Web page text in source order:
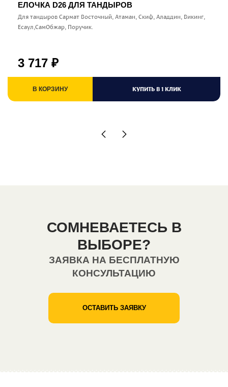
ЕЛОЧКА D26 ДЛЯ ТАНДЫРОВ
Для тандыров Сармат Восточный, Атаман, Скиф, Аладдин, Викинг,
Есаул,СамОбжар, Поручик.
3 717 ₽
В КОРЗИНУ КУПИТЬ В 1 КЛИК
СОМНЕВАЕТЕСЬ В
ВЫБОРЕ?
ЗАЯВКА НА БЕСПЛАТНУЮ
КОНСУЛЬТАЦИЮ
ОСТАВИТЬ ЗАЯВКУ